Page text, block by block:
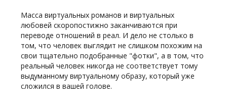
Масса виртуальных романов и виртуальных
любовей скоропостижно заканчиваются при
переводе отношений в реал. И дело не столько в
том, что человек выглядит не слишком похожим на
свои тщательно подобранные "фотки", а в том, что
реальный человек никогда не соответствует тому
выдуманному виртуальному образу, который уже
сложился в вашей голове.